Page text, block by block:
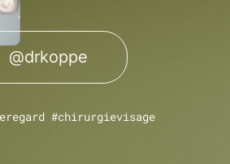
@drkoppe
#chirurgievisage